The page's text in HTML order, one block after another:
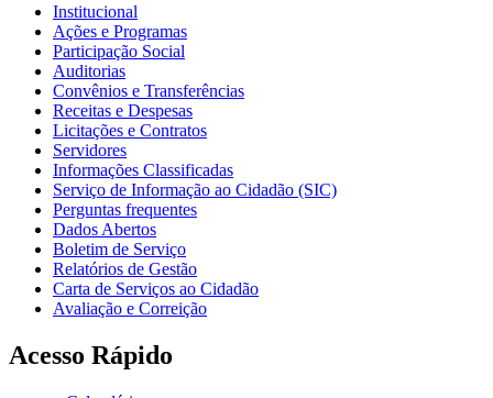
Institucional
Ações e Programas
Participação Social
Auditorias
Convênios e Transferências
Receitas e Despesas
Licitações e Contratos
Servidores
Informações Classificadas
Serviço de Informação ao Cidadão (SIC)
Perguntas frequentes
Dados Abertos
Boletim de Serviço
Relatórios de Gestão
Carta de Serviços ao Cidadão
Avaliação e Correição
Acesso Rápido